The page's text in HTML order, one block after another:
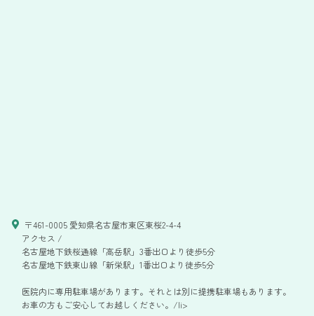
〒461-0005 愛知県名古屋市東区東桜2-4-4
アクセス /
名古屋地下鉄桜通線「高岳駅」3番出口より徒歩5分
名古屋地下鉄東山線「新栄駅」1番出口より徒歩5分
医院内に専用駐車場があります。それとは別に提携駐車場もあります。
お車の方もご安心してお越しください。/li>